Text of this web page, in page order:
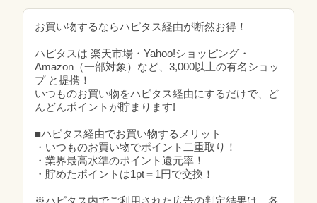
お買い物するならハピタス経由が断然お得！
ハピタスは 楽天市場・Yahoo!ショッピング・
Amazon（一部対象）など、3,000以上の有名ショッ
プ と提携！
いつものお買い物をハピタス経由にするだけで、ど
んどんポイントが貯まります!
■ハピタス経由でお買い物するメリット
・いつものお買い物でポイント二重取り！
・業界最高水準のポイント還元率！
・貯めたポイントは1pt＝1円で交換！
※ハピタス内でご利用された広告の判定結果は、各